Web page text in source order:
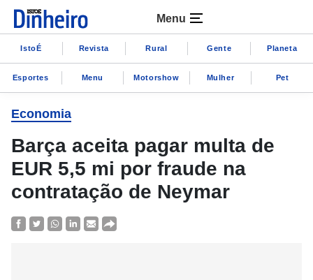
Menu
IstoÉ Revista Rural Gente Planeta
Esportes Menu Motorshow Mulher Pet
Economia
Barça aceita pagar multa de
EUR 5,5 mi por fraude na
contratação de Neymar